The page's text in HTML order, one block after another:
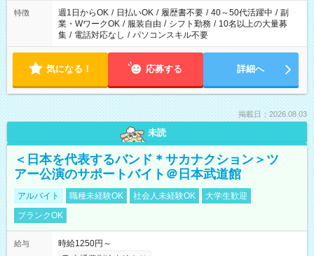
特徴 週1日からOK / 日払いOK / 履歴書不要 / 40～50代活躍中 / 副
業・WワークOK / 服装自由 / シフト勤務 / 10名以上の大量募
集 / 電話対応なし / パソコンスキル不要
気になる！ 応募する 詳細へ
掲載日：2026.08.03
未読
＜日本を代表するバンド＊サカナクション＞ツ
アー公演のサポートバイト＠日本武道館
アルバイト 職種未経験OK 社会人未経験OK
大学生歓迎
ブランクOK
給与
時給1250円～